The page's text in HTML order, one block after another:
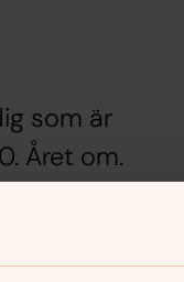
som är
Året om.
du är